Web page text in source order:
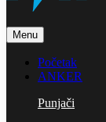
Menu
Početak
ANKER
Punjači